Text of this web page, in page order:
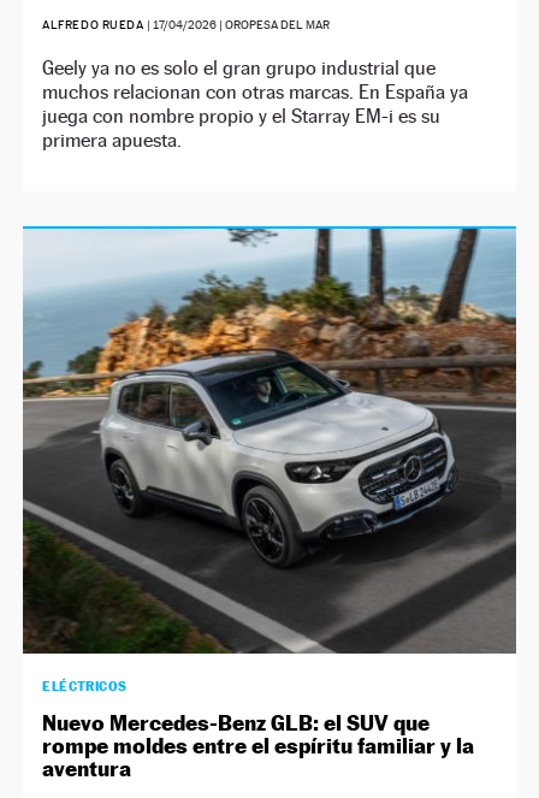
ALFREDO RUEDA | 17/04/2026 | OROPESA DEL MAR
Geely ya no es solo el gran grupo industrial que
muchos relacionan con otras marcas. En España ya
juega con nombre propio y el Starray EM-i es su
primera apuesta.
ELÉCTRICOS
Nuevo Mercedes-Benz GLB: el SUV que
rompe moldes entre el espíritu familiar y la
aventura